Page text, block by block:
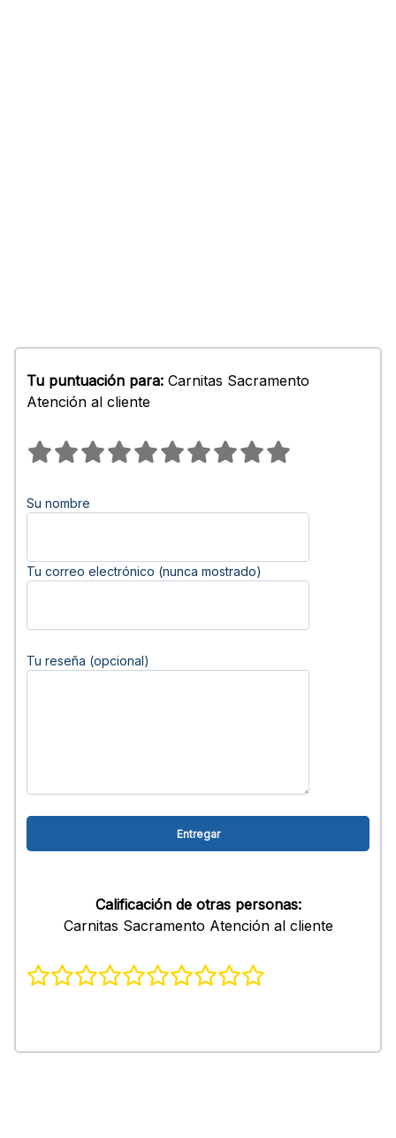
Tu puntuación para: Carnitas Sacramento
Atención al cliente
Su nombre
Tu correo electrónico (nunca mostrado)
Tu reseña (opcional)
Calificación de otras personas:
Carnitas Sacramento Atención al cliente